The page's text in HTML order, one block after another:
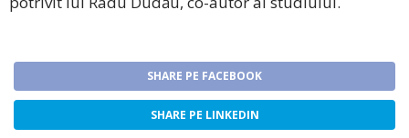
SHARE PE FACEBOOK
SHARE PE LINKEDIN